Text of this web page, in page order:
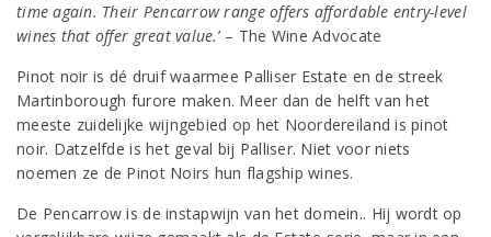
time again. Their Pencarrow range offers affordable entry-level
wines that offer great value.’ – The Wine Advocate
Pinot noir is dé druif waarmee Palliser Estate en de streek
Martinborough furore maken. Meer dan de helft van het
meeste zuidelijke wijngebied op het Noordereiland is pinot
noir. Datzelfde is het geval bij Palliser. Niet voor niets
noemen ze de Pinot Noirs hun flagship wines.
De Pencarrow is de instapwijn van het domein.. Hij wordt op